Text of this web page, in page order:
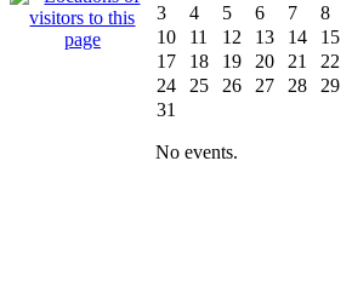
3
4 5 6 7 8
10
11 12 13 14 15
17
18 19 20 21 22
24
25 26 27 28 29
31
No events.